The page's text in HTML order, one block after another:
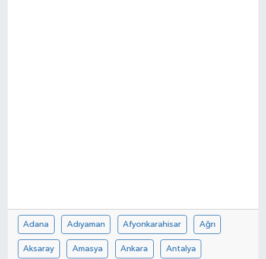
Adana Adıyaman Afyonkarahisar Ağrı
Aksaray Amasya Ankara Antalya